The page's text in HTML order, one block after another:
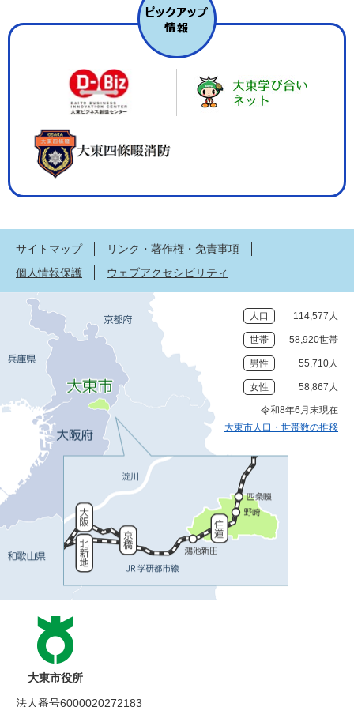
サイトマップ
リンク・著作権・免責事項
個人情報保護
ウェブアクセシビリティ
人口 114,577人
世帯 58,920世帯
男性 55,710人
女性 58,867人
令和8年6月末現在
大東市人口・世帯数の推移
大東市役所
法人番号6000020272183